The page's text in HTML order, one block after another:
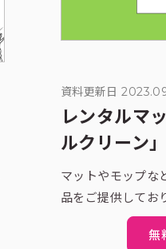
資料更新日
レンタルマ
ルクリーン」
マットやモップな
品をご提供してお
無